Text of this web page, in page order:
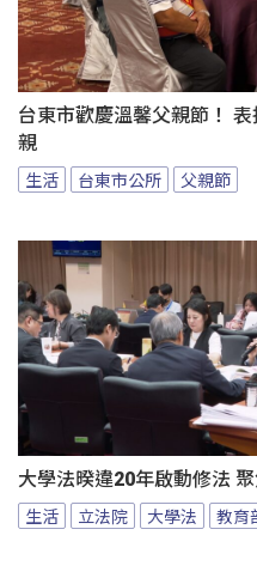
台東市歡慶溫馨父親節！
親
生活 台東市公所 父親節
大學法暌違20年啟動修法
生活 立法院 大學法 教育